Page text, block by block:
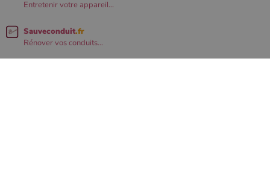
Entretenir votre appareil...
Sauveconduit.fr
Rénover vos conduits...